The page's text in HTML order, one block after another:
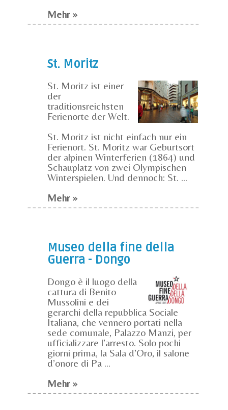
Mehr »
St. Moritz
St. Moritz ist einer
der
traditionsreichsten
Ferienorte der Welt.
St. Moritz ist nicht einfach nur ein
Ferienort. St. Moritz war Geburtsort
der alpinen Winterferien (1864) und
Schauplatz von zwei Olympischen
Winterspielen. Und dennoch: St. ...
Mehr »
Museo della fine della
Guerra - Dongo
Dongo è il luogo della
cattura di Benito
Mussolini e dei
gerarchi della repubblica Sociale
Italiana, che vennero portati nella
sede comunale, Palazzo Manzi, per
ufficializzare l’arresto. Solo pochi
giorni prima, la Sala d’Oro, il salone
d’onore di Pa ...
Mehr »